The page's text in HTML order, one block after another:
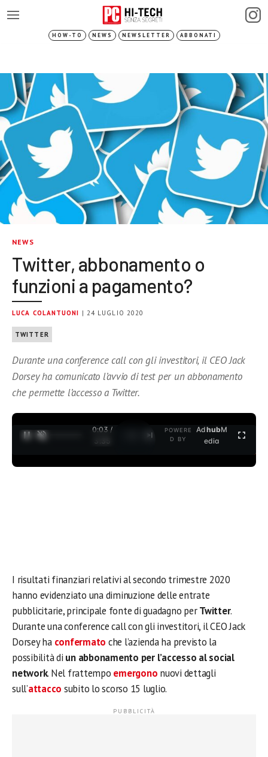
HOW-TO NEWS NEWSLETTER ABBONATI
NEWS
Twitter, abbonamento o
funzioni a pagamento?
LUCA COLANTUONI | 24 LUGLIO 2020
TWITTER
Durante una conference call con gli investitori, il CEO Jack
Dorsey ha comunicato l’avvio di test per un abbonamento
che permette l’accesso a Twitter.
0:04 /
3:35
POWERE
D BY
AdhubM
edia
I risultati finanziari relativi al secondo trimestre 2020
hanno evidenziato una diminuzione delle entrate
pubblicitarie, principale fonte di guadagno perTwitter.
Durante una conference call con gli investitori, il CEO Jack
Dorsey ha confermato che l’azienda ha previsto la
possibilità di un abbonamento per l’accesso al social
network. Nel frattempo emergono nuovi dettagli
sull’attacco subito lo scorso 15 luglio.